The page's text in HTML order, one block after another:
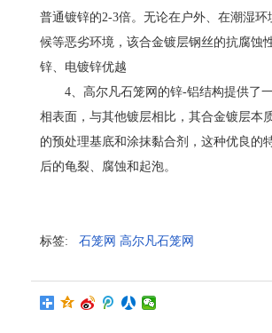
普通镀锌的2-3倍。无论在户外、在潮湿环
候等恶劣环境，该合金镀层钢丝的抗腐蚀
锌、电镀锌优越
4、高尔凡石笼网的锌-铝结构提供了
相表面，与其他镀层相比，其合金镀层本
的预处理基底和涂抹黏合剂，这种优良的
后的龟裂、腐蚀和起泡。
标签: 石笼网 高尔凡石笼网